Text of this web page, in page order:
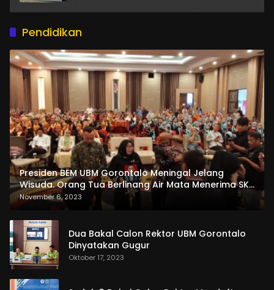
Pendidikan
Presiden BEM UBM Gorontalo Meningal Jelang
Wisuda. Orang Tua Berlinang Air Mata Menerima SKL
dan Pemasangan Salempang
November 6, 2023
Dua Bakal Calon Rektor UBM Gorontalo
Dinyatakan Gugur
Oktober 17, 2023